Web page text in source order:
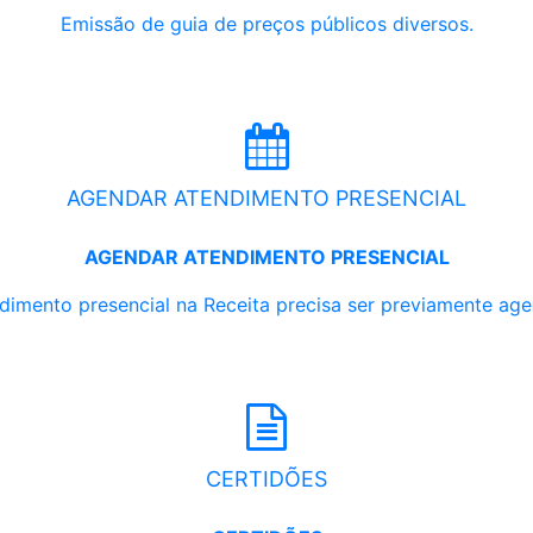
Emissão de guia de preços públicos diversos.
AGENDAR ATENDIMENTO PRESENCIAL
AGENDAR ATENDIMENTO PRESENCIAL
presencial na Receita precisa ser previamente
CERTIDÕES